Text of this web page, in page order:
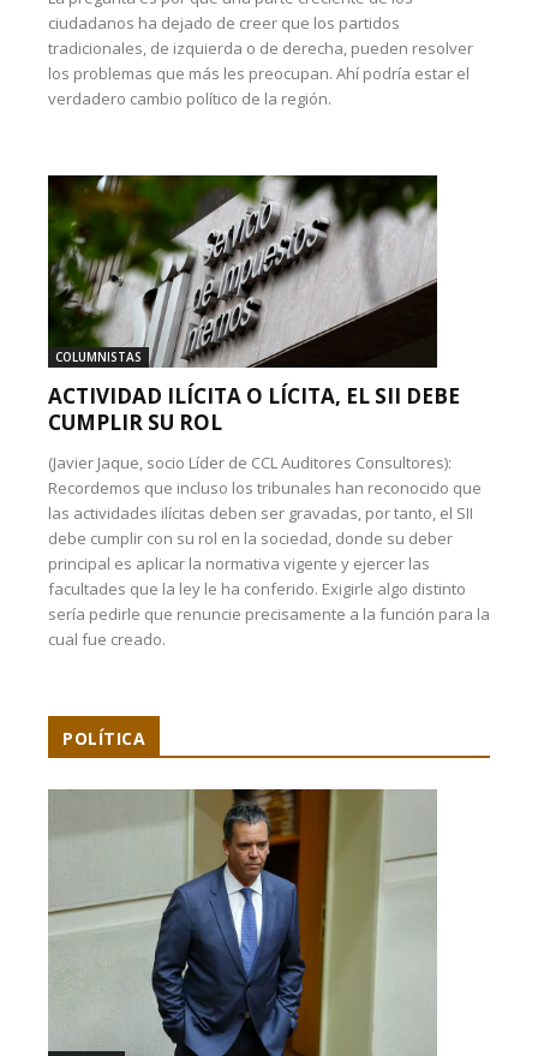
ciudadanos ha dejado de creer que los partidos
tradicionales, de izquierda o de derecha, pueden resolver
los problemas que más les preocupan. Ahí podría estar el
verdadero cambio político de la región.
COLUMNISTAS
ACTIVIDAD ILÍCITA O LÍCITA, EL SII DEBE
CUMPLIR SU ROL
(Javier Jaque, socio Líder de CCL Auditores Consultores):
Recordemos que incluso los tribunales han reconocido que
las actividades ilícitas deben ser gravadas, por tanto, el SII
debe cumplir con su rol en la sociedad, donde su deber
principal es aplicar la normativa vigente y ejercer las
facultades que la ley le ha conferido. Exigirle algo distinto
sería pedirle que renuncie precisamente a la función para la
cual fue creado.
POLÍTICA